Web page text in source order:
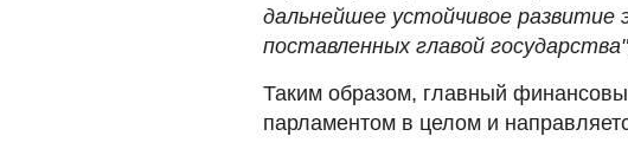
дальнейшее устойчивое развитие
поставленных главой
Таким образом, главный
парламентом в целом и